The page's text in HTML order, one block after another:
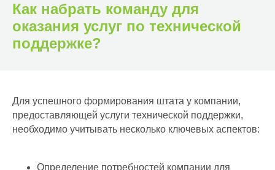
Как набрать команду для
оказания услуг по технической
поддержке?
Для успешного формирования штата у компании,
предоставляющей услуги технической поддержки,
необходимо учитывать несколько ключевых аспектов:
Определение потребностей компании для